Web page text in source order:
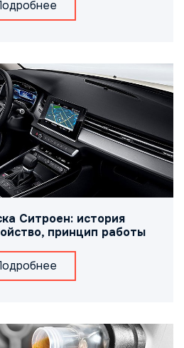
Ситроен: история
принцип работы